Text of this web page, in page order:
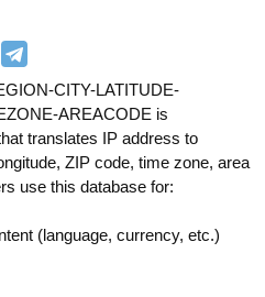
CITY-LATITUDE-
AREACODE is
translates IP address to
ZIP code, time zone, area
use this database for:
(language, currency, etc.)